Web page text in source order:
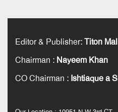
Editor & Publisher:Titon
Chairman : Nayeem Khan
CO Chairman : Ishtiaque a